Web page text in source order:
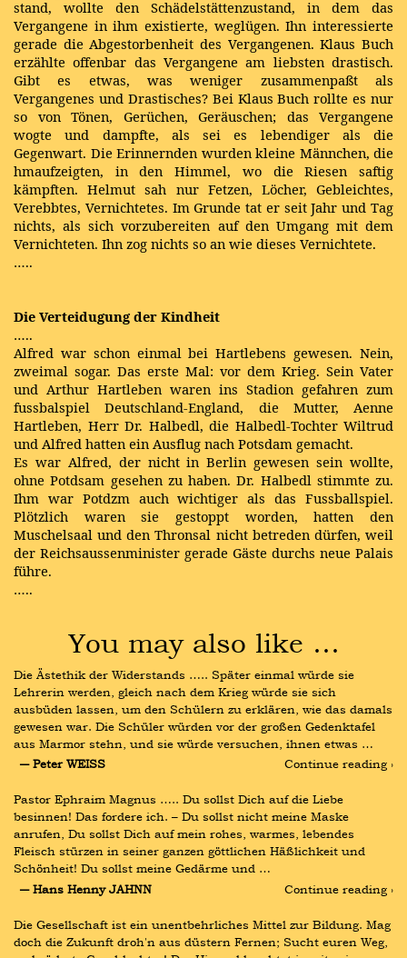
stand, wollte den Schädelstättenzustand, in dem das
Vergangene in ihm existierte, weglügen. Ihn interessierte
gerade die Abgestorbenheit des Vergangenen. Klaus Buch
erzählte offenbar das Vergangene am liebsten drastisch.
Gibt es etwas, was weniger zusammenpaßt als
Vergangenes und Drastisches? Bei Klaus Buch rollte es nur
so von Tönen, Gerüchen, Geräuschen; das Vergangene
wogte und dampfte, als sei es lebendiger als die
Gegenwart. Die Erinnernden wurden kleine Männchen, die
hmaufzeigten, in den Himmel, wo die Riesen saftig
kämpften. Helmut sah nur Fetzen, Löcher, Gebleichtes,
Verebbtes, Vernichtetes. Im Grunde tat er seit Jahr und Tag
nichts, als sich vorzubereiten auf den Umgang mit dem
Vernichteten. Ihn zog nichts so an wie dieses Vernichtete.
…..
Die Verteidugung der Kindheit
…..
Alfred war schon einmal bei Hartlebens gewesen. Nein,
zweimal sogar. Das erste Mal: vor dem Krieg. Sein Vater
und Arthur Hartleben waren ins Stadion gefahren zum
fussbalspiel Deutschland-England, die Mutter, Aenne
Hartleben, Herr Dr. Halbedl, die Halbedl-Tochter Wiltrud
und Alfred hatten ein Ausflug nach Potsdam gemacht.
Es war Alfred, der nicht in Berlin gewesen sein wollte,
ohne Potdsam gesehen zu haben. Dr. Halbedl stimmte zu.
Ihm war Potdzm auch wichtiger als das Fussballspiel.
Plötzlich waren sie gestoppt worden, hatten den
Muschelsaal und den Thronsal nicht betreden dürfen, weil
der Reichsaussenminister gerade Gäste durchs neue Palais
führe.
…..
You may also like …
Die Ästethik der Widerstands ….. Später einmal würde sie
Lehrerin werden, gleich nach dem Krieg würde sie sich
ausbüden lassen, um den Schülern zu erklären, wie das damals
gewesen war. Die Schüler würden vor der großen Gedenktafel
aus Marmor stehn, und sie würde versuchen, ihnen etwas …
― Peter WEISS
Continue reading ›
Pastor Ephraim Magnus ….. Du sollst Dich auf die Liebe
besinnen! Das fordere ich. – Du sollst nicht meine Maske
anrufen, Du sollst Dich auf mein rohes, warmes, lebendes
Fleisch stürzen in seiner ganzen göttlichen Häßlichkeit und
Schönheit! Du sollst meine Gedärme und …
― Hans Henny JAHNN
Continue reading ›
Die Gesellschaft ist ein unentbehrliches Mittel zur Bildung. Mag
doch die Zukunft droh'n aus düstern Fernen; Sucht euren Weg,